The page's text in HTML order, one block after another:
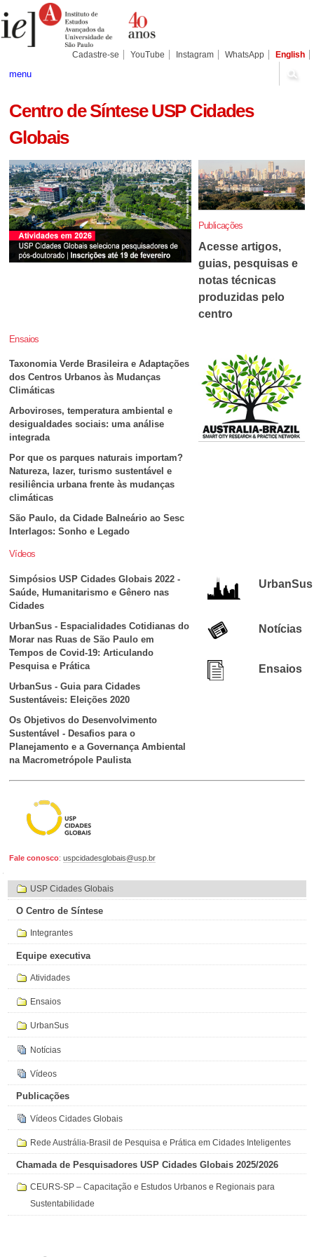
para
conteúdo.
Pessoais
Cadastre-se YouTube Instagram WhatsApp English
menu
Centro de Síntese USP Cidades
Globais
Publicações
Acesse artigos,
guias, pesquisas e
notas técnicas
produzidas pelo
centro
Ensaios
Taxonomia Verde Brasileira e Adaptações
dos Centros Urbanos às Mudanças
Climáticas
Arboviroses, temperatura ambiental e
desigualdades sociais: uma análise
integrada
Por que os parques naturais importam?
Natureza, lazer, turismo sustentável e
resiliência urbana frente às mudanças
climáticas
São Paulo, da Cidade Balneário ao Sesc
Interlagos: Sonho e Legado
Vídeos
Simpósios USP Cidades Globais 2022 -
Saúde, Humanitarismo e Gênero nas
Cidades
UrbanSus - Espacialidades Cotidianas do
Morar nas Ruas de São Paulo em
Tempos de Covid-19: Articulando
Pesquisa e Prática
UrbanSus - Guia para Cidades
Sustentáveis: Eleições 2020
Os Objetivos do Desenvolvimento
Sustentável - Desafios para o
Planejamento e a Governança Ambiental
na Macrometrópole Paulista
UrbanSus
Notícias
Ensaios
Fale conosco:uspcidadesglobais@usp.br
USP Cidades Globais
O Centro de Síntese
Integrantes
Equipe executiva
Atividades
Ensaios
UrbanSus
Notícias
Vídeos
Publicações
Vídeos Cidades Globais
Rede Austrália-Brasil de Pesquisa e Prática em Cidades Inteligentes
Chamada de Pesquisadores USP Cidades Globais 2025/2026
CEURS-SP – Capacitação e Estudos Urbanos e Regionais para
Sustentabilidade